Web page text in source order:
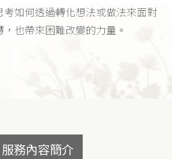
如何透過轉化想法或做法來面對
也帶來困難改變的力量。
服務內容簡介